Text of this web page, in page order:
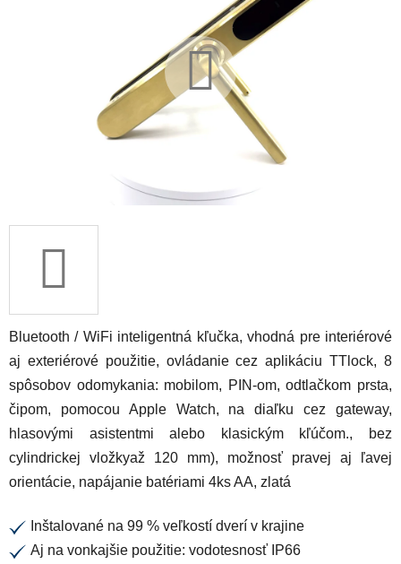
Bluetooth / WiFi inteligentná kľučka, vhodná pre interiérové
aj exteriérové použitie, ovládanie cez aplikáciuTTlock,8
spôsobov odomykania: mobilom, PIN-om, odtlačkom prsta,
čipom, pomocou Apple Watch, na diaľku cez gateway,
hlasovými asistentmi alebo klasickým kľúčom.,
bez
cylindrickej vložkyaž 120 mm), možnosť pravej aj ľavej
orientácie, napájanie batériami 4ks AA, zlatá
✔ Inštalované na99 % veľkostí dverí v krajine
✔
Aj na vonkajšie použitie:vodotesnosť IP66